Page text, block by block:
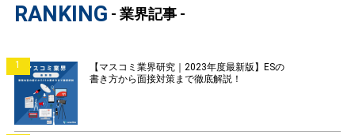
RANKING - 業界記事 -
1
【マスコミ業界研究｜2023年度最新版】ESの
書き方から面接対策まで徹底解説！